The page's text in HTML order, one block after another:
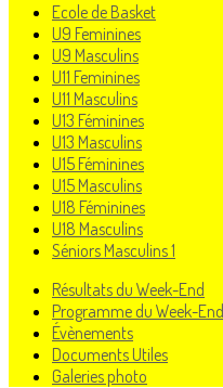
Ecole de Basket
U9 Feminines
U9 Masculins
U11 Feminines
U11 Masculins
U13 Féminines
U13 Masculins
U15 Féminines
U15 Masculins
U18 Féminines
U18 Masculins
Séniors Masculins 1
Résultats du Week-End
Programme du Week-End
Évènements
Documents Utiles
Galeries photo